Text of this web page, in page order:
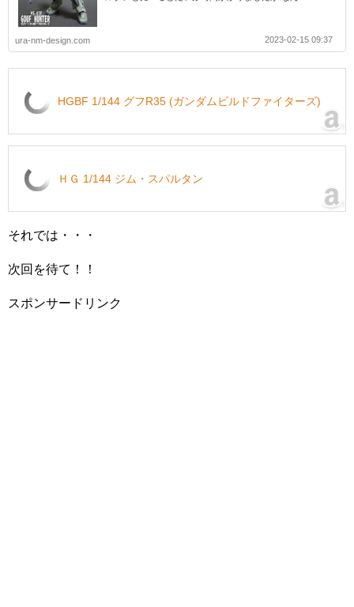
ura-nm-design.com 2023-02-15 09:37
HGBF 1/144 グフR35 (ガンダムビルドファイターズ)
ＨＧ 1/144 ジム・スパルタン
それでは・・・
次回を待て！！
スポンサードリンク